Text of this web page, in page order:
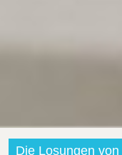
Die Losungen von